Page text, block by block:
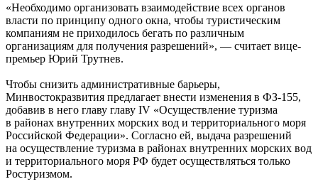
«Необходимо организовать взаимодействие всех органов
власти по принципу одного окна, чтобы туристическим
компаниям не приходилось бегать по различным
организациям для получения разрешений», — считает вице-
премьер Юрий Трутнев.
Чтобы снизить административные барьеры,
Минвостокразвития предлагает внести изменения в ФЗ-155,
добавив в него главу главу IV «Осуществление туризма
в районах внутренних морских вод и территориального моря
Российской Федерации». Согласно ей, выдача разрешений
на осуществление туризма в районах внутренних морских вод
и территориального моря РФ будет осуществляться только
Ростуризмом.